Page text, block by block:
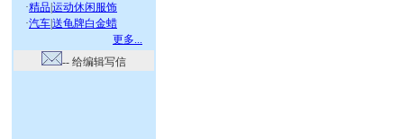
·精品运动休闲服饰
·汽车送龟牌白金蜡
更多...
-- 给编辑写信